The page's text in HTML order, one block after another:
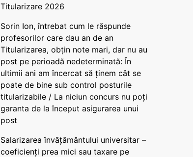
Titularizare 2026
Sorin Ion, întrebat cum le răspunde
profesorilor care dau an de an
Titularizarea, obțin note mari, dar nu au
post pe perioadă nedeterminată: În
ultimii ani am încercat să ținem cât se
poate de bine sub control posturile
titularizabile / La niciun concurs nu poți
garanta de la început asigurarea unui
post
Salarizarea învățământului universitar –
coeficienți prea mici sau taxare pe